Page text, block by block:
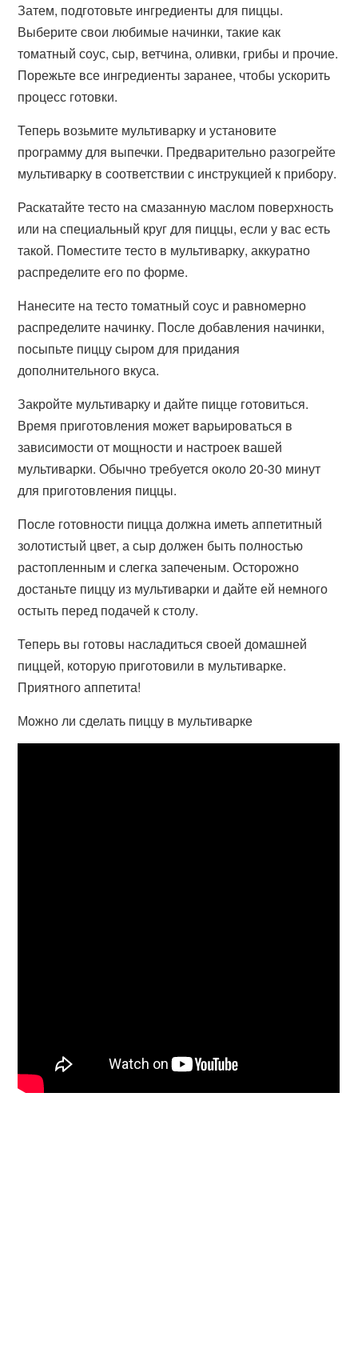
Затем, подготовьте ингредиенты для пиццы.
Выберите свои любимые начинки, такие как
томатный соус, сыр, ветчина, оливки, грибы и прочие.
Порежьте все ингредиенты заранее, чтобы ускорить
процесс готовки.
Теперь возьмите мультиварку и установите
программу для выпечки. Предварительно разогрейте
мультиварку в соответствии с инструкцией к прибору.
Раскатайте тесто на смазанную маслом поверхность
или на специальный круг для пиццы, если у вас есть
такой. Поместите тесто в мультиварку, аккуратно
распределите его по форме.
Нанесите на тесто томатный соус и равномерно
распределите начинку. После добавления начинки,
посыпьте пиццу сыром для придания
дополнительного вкуса.
Закройте мультиварку и дайте пицце готовиться.
Время приготовления может варьироваться в
зависимости от мощности и настроек вашей
мультиварки. Обычно требуется около 20-30 минут
для приготовления пиццы.
После готовности пицца должна иметь аппетитный
золотистый цвет, а сыр должен быть полностью
растопленным и слегка запеченым. Осторожно
достаньте пиццу из мультиварки и дайте ей немного
остыть перед подачей к столу.
Теперь вы готовы насладиться своей домашней
пиццей, которую приготовили в мультиварке.
Приятного аппетита!
Можно ли сделать пиццу в мультиварке